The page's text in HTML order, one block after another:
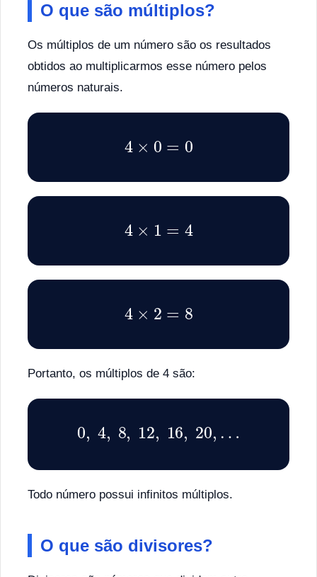
O que são múltiplos?
Os múltiplos de um número são os resultados
obtidos ao multiplicarmos esse número pelos
números naturais.
4× 0 =0
4× 1 =4
4× 2 =8
Portanto, os múltiplos de 4 são:
0 4 8 12 16 20
Todo número possui infinitos múltiplos.
O que são divisores?